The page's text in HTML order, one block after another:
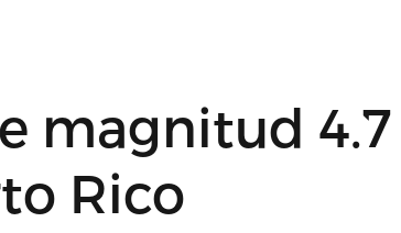
magnitud 4.7
Rico